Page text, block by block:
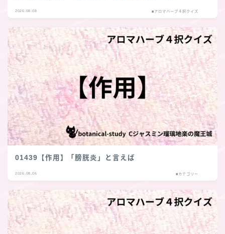
2026.08.08 ■アロマハーブ４択クイズ
01439【作用】「膀胱炎」と言えば
2026.08.06 ■カテゴリー